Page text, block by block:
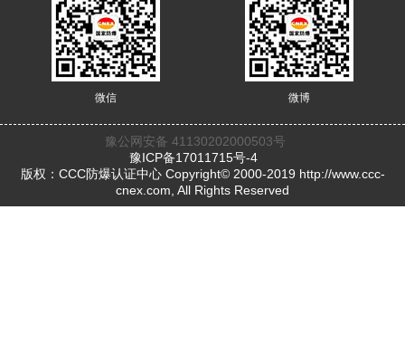
微信 微博
豫公网安备 41130202000503号
豫ICP备17011715号-4
版权：CCC防爆认证中心 Copyright© 2000-2019 http://www.ccc-
cnex.com, All Rights Reserved